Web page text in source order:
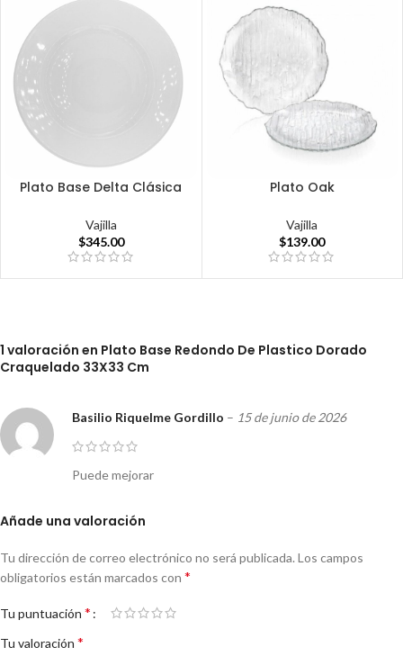
Plato Base Delta Clásica
Vajilla
$345.00
Plato Oak
Vajilla
$139.00
1 valoración en Plato Base Redondo De Plastico Dorado
Craquelado 33X33 Cm
Basilio Riquelme Gordillo – 15 de junio de 2026
Puede mejorar
Añade una valoración
Tu dirección de correo electrónico no será publicada. Los campos
obligatorios están marcados con *
Tu puntuación *
Tu valoración *